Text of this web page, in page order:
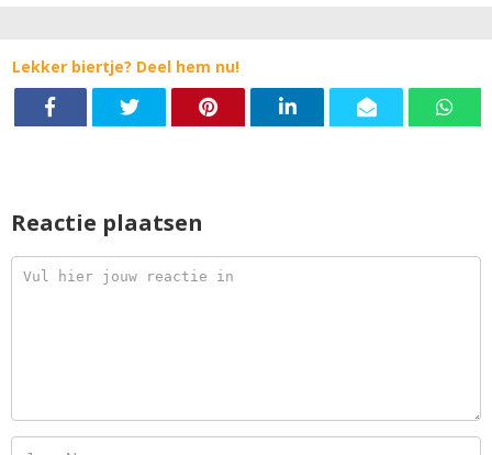
Lekker biertje? Deel hem nu!
Reactie plaatsen